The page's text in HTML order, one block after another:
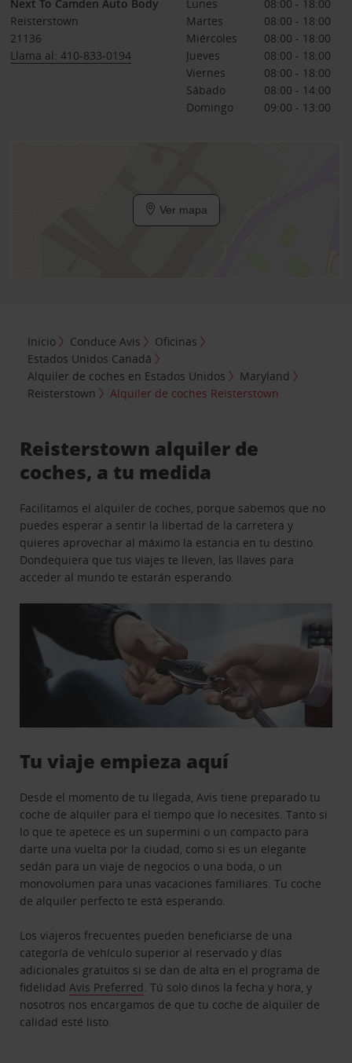
Next To Camden Auto Body
Reisterstown
21136
Llama al: 410-833-0194
Lunes
08:00 - 18:00
Martes
08:00 - 18:00
Miércoles
08:00 - 18:00
Jueves
08:00 - 18:00
Viernes
08:00 - 18:00
Sábado
08:00 - 14:00
Domingo
09:00 - 13:00
Ver mapa
Inicio Conduce Avis
Oficinas
Estados Unidos Canadá
Alquiler de coches en Estados Unidos
Maryland
Reisterstown
Alquiler de coches Reisterstown
Reisterstown alquiler de
coches, a tu medida
Facilitamos el alquiler de coches, porque sabemos que no
puedes esperar a sentir la libertad de la carretera y
quieres aprovechar al máximo la estancia en tu destino.
Dondequiera que tus viajes te lleven, las llaves para
acceder al mundo te estarán esperando.
Tu viaje empieza aquí
Desde el momento de tu llegada, Avis tiene preparado tu
coche de alquiler para el tiempo que lo necesites. Tanto si
lo que te apetece es un supermini o un compacto para
darte una vuelta por la ciudad, como si es un elegante
sedán para un viaje de negocios o una boda, o un
monovolumen para unas vacaciones familiares. Tu coche
de alquiler perfecto te está esperando.
Los viajeros frecuentes pueden beneficiarse de una
categoría de vehículo superior al reservado y días
adicionales gratuitos si se dan de alta en el programa de
fidelidadAvis Preferred. Tú solo dinos la fecha y hora, y
nosotros nos encargamos de que tu coche de alquiler de
calidad esté listo.